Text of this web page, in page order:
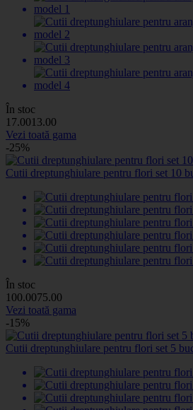
În stoc
17.0013.00
Vezi toată gama
-25%
Cutii dreptunghiulare pentru flori set 10
În stoc
100.0075.00
Vezi toată gama
-15%
Cutii dreptunghiulare pentru flori set 5